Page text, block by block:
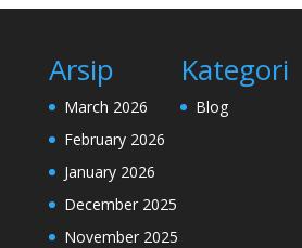
Arsip
March 2026
February 2026
January 2026
December 2025
November 2025
Kategori
Blog